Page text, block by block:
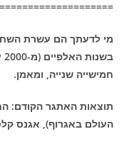
מי לדעתך הם עשרת
חמישייה שנייה, ומאמן.
תוצאות האתגר הקודם:
העולם באגרוף), אגנס